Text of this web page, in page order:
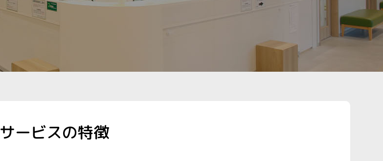
サービスの特徴